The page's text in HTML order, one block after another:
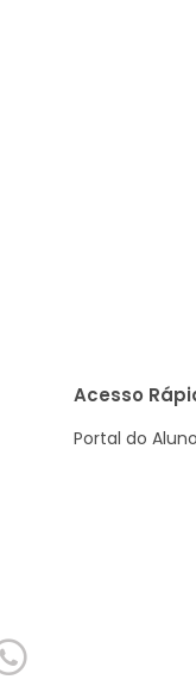
Acesso
Portal do Aluno